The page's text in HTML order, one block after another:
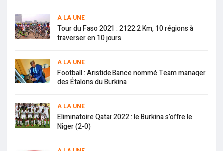
A LA UNE
Tour du Faso 2021 : 2122.2 Km, 10 régions à
traverser en 10 jours
A LA UNE
Football : Aristide Bance nommé Team manager
des Étalons du Burkina
A LA UNE
Eliminatoire Qatar 2022 : le Burkina s’offre le
Niger (2-0)